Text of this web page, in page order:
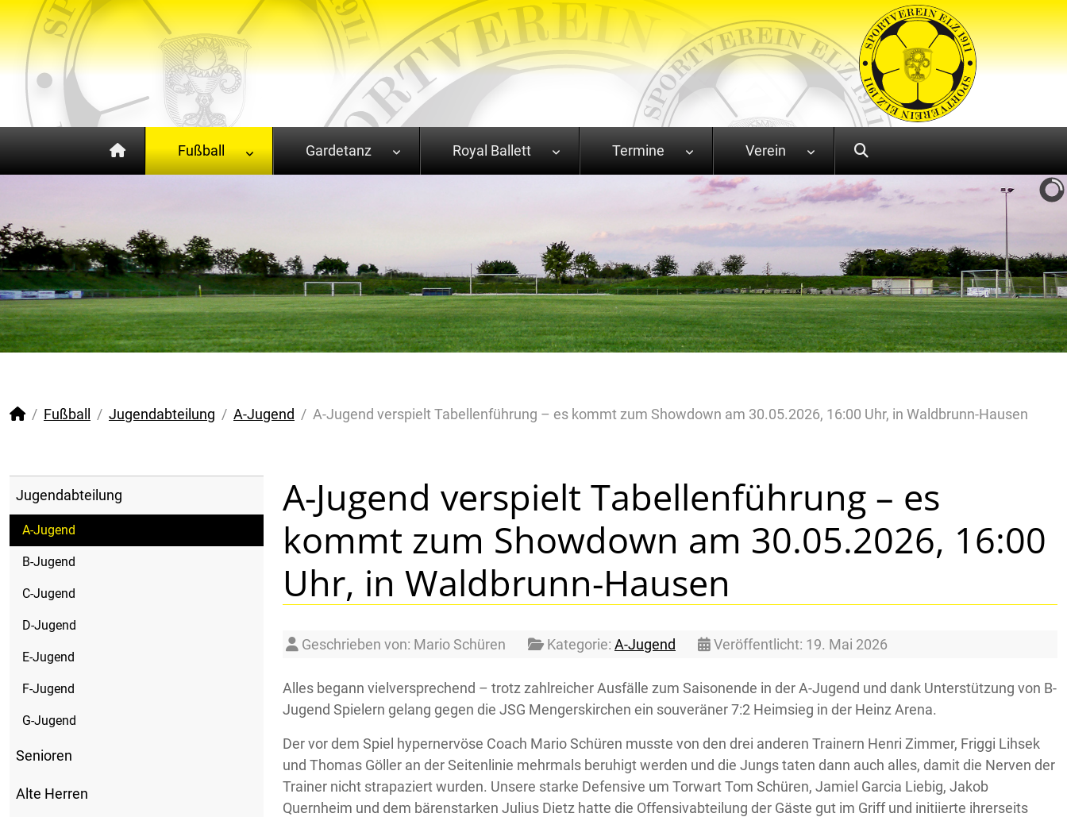
Fußball Gardetanz Royal Ballett Termine Verein
Fußball Jugendabteilung A-Jugend A-Jugend verspielt Tabellenführung – es kommt zum Showdown am 30.05.2026, 16:00 Uhr, in Waldbrunn-Hausen
Jugendabteilung
A-Jugend
B-Jugend
C-Jugend
D-Jugend
E-Jugend
F-Jugend
G-Jugend
Senioren
Alte Herren
A-Jugend verspielt Tabellenführung – es
kommt zum Showdown am 30.05.2026, 16:00
Uhr, in Waldbrunn-Hausen
Details
Geschrieben von: Mario Schüren Kategorie: A-Jugend Veröffentlicht: 19. Mai 2026
Alles begann vielversprechend – trotz zahlreicher Ausfälle zum Saisonende in der A-Jugend und dank Unterstützung von B-
Jugend Spielern gelang gegen die JSG Mengerskirchen ein souveräner 7:2 Heimsieg in der Heinz Arena.
Der vor dem Spiel hypernervöse Coach Mario Schüren musste von den drei anderen Trainern Henri Zimmer, Friggi Lihsek
und Thomas Göller an der Seitenlinie mehrmals beruhigt werden und die Jungs taten dann auch alles, damit die Nerven der
Trainer nicht strapaziert wurden. Unsere starke Defensive um Torwart Tom Schüren, Jamiel Garcia Liebig, Jakob
Quernheim und dem bärenstarken Julius Dietz hatte die Offensivabteilung der Gäste gut im Griff und initiierte ihrerseits